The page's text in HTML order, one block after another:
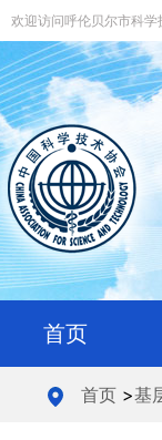
欢迎访问呼伦贝尔市科学
首页
首页>基